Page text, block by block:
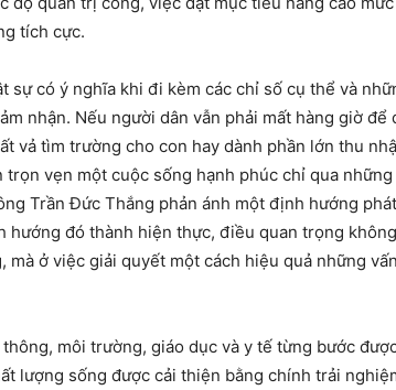
tích cực.
sự có ý nghĩa khi đi kèm các chỉ số cụ thể và
nhận. Nếu người dân vẫn phải mất hàng giờ để
vả tìm trường cho con hay dành phần lớn thu
trọn vẹn một cuộc sống hạnh phúc chỉ qua
Trần Đức Thắng phản ánh một định hướng
hướng đó thành hiện thực, điều quan trọng
mà ở việc giải quyết một cách hiệu quả những
môi trường, giáo dục và y tế từng bước
lượng sống được cải thiện bằng chính trải